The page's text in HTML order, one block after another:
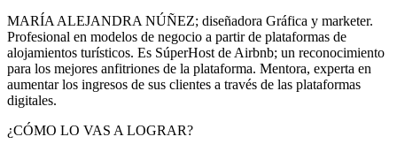
MARÍA ALEJANDRA NÚÑEZ; diseñadora Gráfica y marketer.
Profesional en modelos de negocio a partir de plataformas de
alojamientos turísticos. Es SúperHost de Airbnb; un reconocimiento
para los mejores anfitriones de la plataforma. Mentora, experta en
aumentar los ingresos de sus clientes a través de las plataformas
digitales.
¿CÓMO LO VAS A LOGRAR?